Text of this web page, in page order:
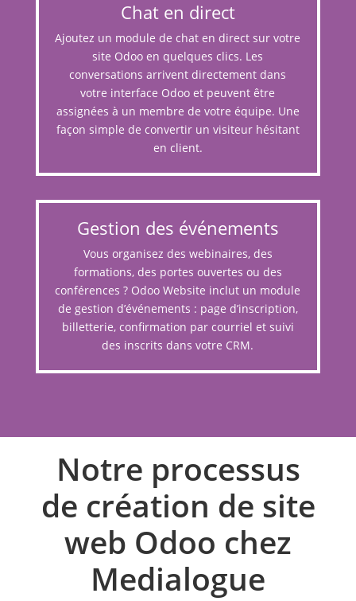
Chat en direct
Ajoutez un module de chat en direct sur votre
site Odoo en quelques clics. Les
conversations arrivent directement dans
votre interface Odoo et peuvent être
assignées à un membre de votre équipe. Une
façon simple de convertir un visiteur hésitant
en client.
Gestion des événements
Vous organisez des webinaires, des
formations, des portes ouvertes ou des
conférences ? Odoo Website inclut un module
de gestion d’événements : page d’inscription,
billetterie, confirmation par courriel et suivi
des inscrits dans votre CRM.
Notre processus
de création de site
web Odoo chez
Medialogue